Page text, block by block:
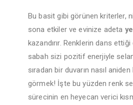
Bu basit gibi görünen kriterler,
sona etkiler ve evinize adeta
kazandırır. Renklerin dans ettiği
sabah sizi pozitif enerjiyle
sıradan bir duvarın nasıl
görmek! İşte bu yüzden renk
sürecinin en heyecan verici